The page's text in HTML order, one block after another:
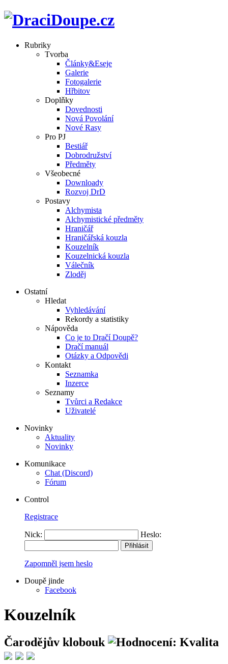
Rubriky
Tvorba
Články&Eseje
Galerie
Fotogalerie
Hřbitov
Doplňky
Dovednosti
Nová Povolání
Nové Rasy
Pro PJ
Bestiář
Dobrodružství
Předměty
Všeobecné
Downloady
Rozvoj DrD
Postavy
Alchymista
Alchymistické předměty
Hraničář
Hraničářská kouzla
Kouzelník
Kouzelnická kouzla
Válečník
Zloděj
Ostatní
Hledat
Vyhledávání
Rekordy a statistiky
Nápověda
Co je to Dračí Doupě?
Dračí manuál
Otázky a Odpovědi
Kontakt
Seznamka
Inzerce
Seznamy
Tvůrci a Redakce
Uživatelé
Novinky
Aktuality
Novinky
Komunikace
Chat (Discord)
Fórum
Control
Registrace
Nick: Heslo:
Zapomněl jsem heslo
Doupě jinde
Facebook
Kouzelník
Čarodějův klobouk